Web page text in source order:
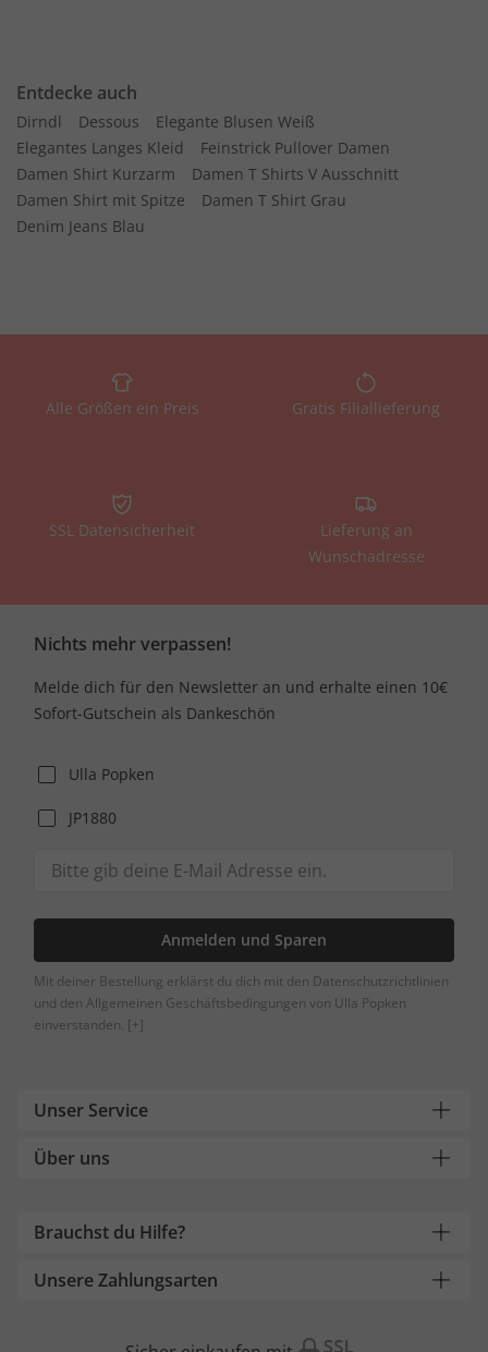
Entdecke auch
Dirndl Dessous
Elegante Blusen Weiß
Elegantes Langes Kleid
Feinstrick Pullover Damen
Damen Shirt Kurzarm
Damen T Shirts V Ausschnitt
Damen Shirt mit Spitze
Damen T Shirt Grau
Denim Jeans Blau
Alle Größen ein Preis Gratis Filiallieferung
SSL Datensicherheit
Lieferung an
Wunschadresse
Nichts mehr verpassen!
Melde dich für den Newsletter an und erhalte einen 10€
Sofort-Gutschein als Dankeschön
Ulla Popken
JP1880
Anmelden und Sparen
Mit deiner Bestellung erklärst du dich mit den Datenschutzrichtlinien
und den Allgemeinen Geschäftsbedingungen von Ulla Popken
einverstanden. [+]
Unser Service
Über uns
Brauchst du Hilfe?
Unsere Zahlungsarten